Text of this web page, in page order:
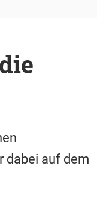
dabei auf dem